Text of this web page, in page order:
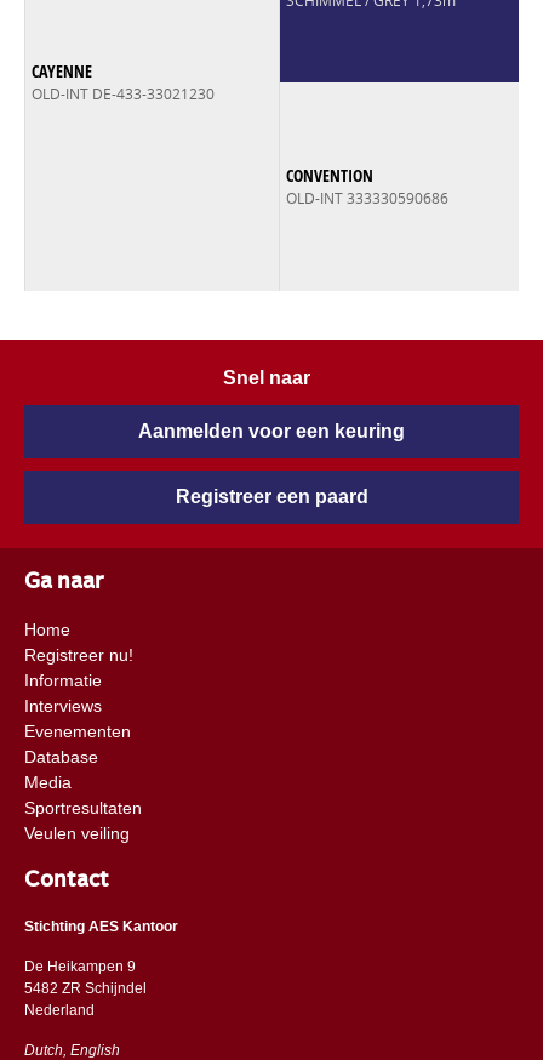
CAYENNE
OLD-INT DE-433-33021230
CONVENTION
OLD-INT 333330590686
Snel naar
Aanmelden voor een keuring
Registreer een paard
Ga naar
Home
Registreer nu!
Informatie
Interviews
Evenementen
Database
Media
Sportresultaten
Veulen veiling
Contact
Stichting AES Kantoor
De Heikampen 9
5482 ZR Schijndel
​​Nederland
Dutch, English